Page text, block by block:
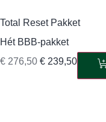
Total Reset Pakket
Hét BBB-pakket
€ 276,50 € 239,50